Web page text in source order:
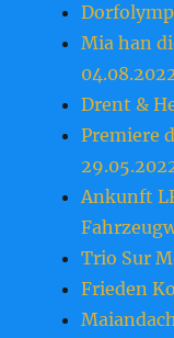
Mia han
Drent &
Premiere
Ankunft
Trio Sur
Frieden